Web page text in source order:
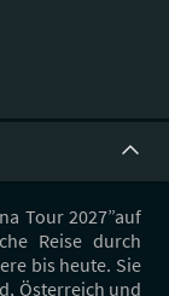
Tour 2027”auf
Reise durch
bis heute. Sie
Österreich und